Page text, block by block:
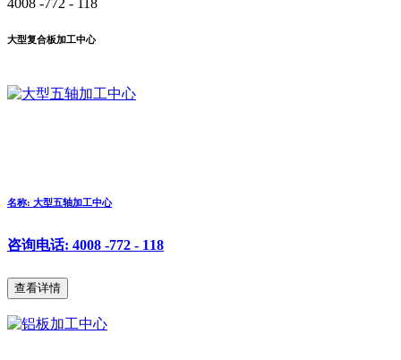
大型复合板加工中心
名称: 大型五轴加工中心
咨询电话: 4008 -772 - 118
查看详情